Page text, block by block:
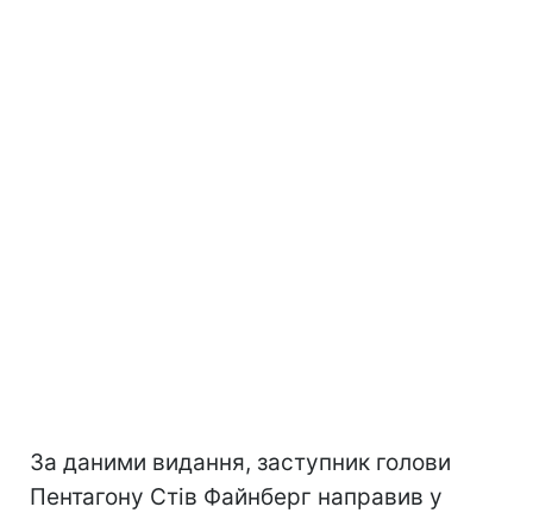
За даними видання, заступник голови
Пентагону Стів Файнберг направив у